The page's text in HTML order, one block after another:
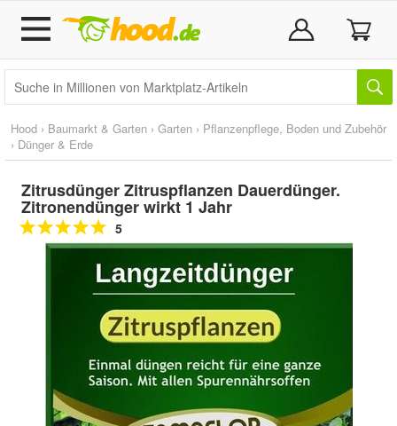
Hood › Baumarkt & Garten › Garten › Pflanzenpflege, Boden und Zubehör
› Dünger & Erde
Zitrusdünger Zitruspflanzen Dauerdünger.
Zitronendünger wirkt 1 Jahr
5